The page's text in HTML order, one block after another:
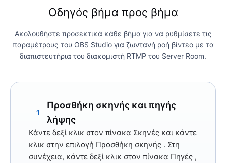
Οδηγός βήμα προς βήμα
Ακολουθήστε προσεκτικά κάθε βήμα για να ρυθμίσετε τις
παραμέτρους του OBS Studio για ζωντανή ροή βίντεο με τα
διαπιστευτήρια του διακομιστή RTMP του Server Room.
1
Προσθήκη σκηνής και πηγής
λήψης
Κάντε δεξί κλικ στον πίνακα Σκηνές και κάντε
κλικ στην επιλογή Προσθήκη σκηνής . Στη
συνέχεια, κάντε δεξί κλικ στον πίνακα Πηγές ,